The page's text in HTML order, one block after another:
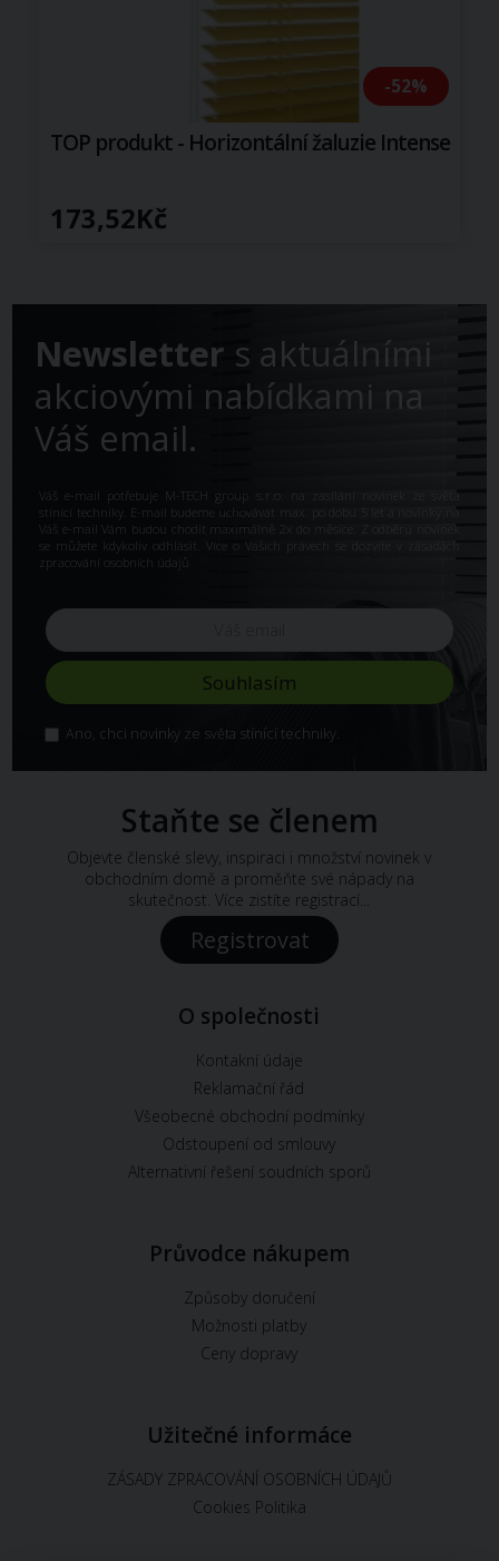
-52%
TOP produkt - Horizontální žaluzie Intense
173,52Kč
Newsletter s aktuálními
akciovými nabídkami na
Váš email.
Váš e-mail potřebuje M-TECH group s.r.o. na zasílání novinek ze světa
stínící techniky. E-mail budeme uchovávat max. po dobu 5 let a novinky na
Váš e-mail Vám budou chodit maximálně 2x do měsíce. Z odběru novinek
se můžete kdykoliv odhlásit. Více o Vašich právech se dozvíte v
zásadách
zpracování osobních údajů
Ano, chci novinky ze světa stínící techniky.
Staňte se členem
Objevte členské slevy, inspiraci i množství novinek v
obchodním domě a proměňte své nápady na
skutečnost. Více zistíte registrací...
Registrovat
O společnosti
Kontakní údaje
Reklamační řád
Všeobecné obchodní podmínky
Odstoupení od smlouvy
Alternativní řešení soudních sporů
Průvodce nákupem
Způsoby doručení
Možnosti platby
Ceny dopravy
Užitečné informáce
ZÁSADY ZPRACOVÁNÍ OSOBNÍCH ÚDAJŮ
Cookies Politika